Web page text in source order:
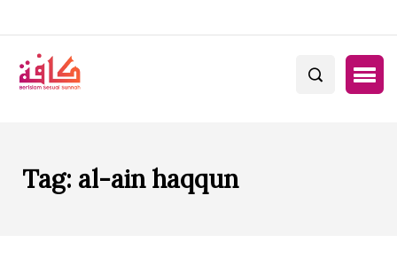
Tag: al-ain haqqun